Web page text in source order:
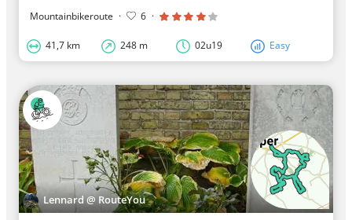
Mountainbikeroute · 6 ·
41,7 km 248 m 02u19 Easy
Lennard @ RouteYou